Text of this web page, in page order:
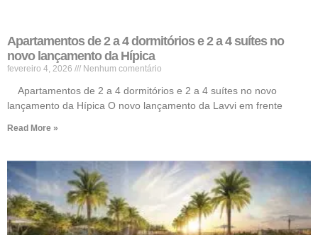
Apartamentos de 2 a 4 dormitórios e 2 a 4 suítes no
novo lançamento da Hípica
fevereiro 4, 2026 Nenhum comentário
Apartamentos de 2 a 4 dormitórios e 2 a 4 suítes no novo
lançamento da Hípica O novo lançamento da Lavvi em frente
Read More »